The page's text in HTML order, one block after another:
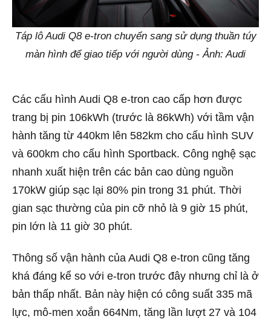
Táp lô Audi Q8 e-tron chuyển sang sử dụng thuần túy
màn hình để giao tiếp với người dùng - Ảnh: Audi
Các cấu hình Audi Q8 e-tron cao cấp hơn được
trang bị pin 106kWh (trước là 86kWh) với tầm vận
hành tăng từ 440km lên 582km cho cấu hình SUV
và 600km cho cấu hình Sportback. Công nghệ sạc
nhanh xuất hiện trên các bản cao dùng nguồn
170kW giúp sạc lại 80% pin trong 31 phút. Thời
gian sạc thường của pin cỡ nhỏ là 9 giờ 15 phút,
pin lớn là 11 giờ 30 phút.
Thông số vận hành của Audi Q8 e-tron cũng tăng
khá đáng kể so với e-tron trước đây nhưng chỉ là ở
bản thấp nhất. Bản này hiện có công suất 335 mã
lực, mô-men xoắn 664Nm, tăng lần lượt 27 và 104